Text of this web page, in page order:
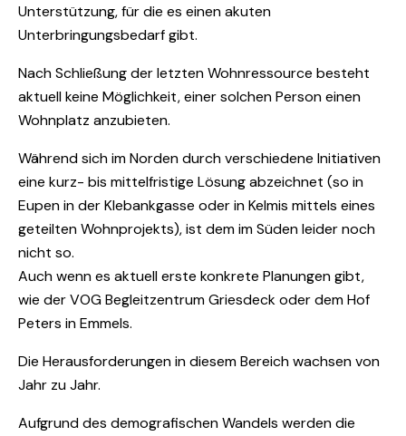
Unterstützung, für die es einen akuten
Unterbringungsbedarf gibt.
Nach Schließung der letzten Wohnressource besteht
aktuell keine Möglichkeit, einer solchen Person einen
Wohnplatz anzubieten.
Während sich im Norden durch verschiedene Initiativen
eine kurz- bis mittelfristige Lösung abzeichnet (so in
Eupen in der Klebankgasse oder in Kelmis mittels eines
geteilten Wohnprojekts), ist dem im Süden leider noch
nicht so.
Auch wenn es aktuell erste konkrete Planungen gibt,
wie der VOG Begleitzentrum Griesdeck oder dem Hof
Peters in Emmels.
Die Herausforderungen in diesem Bereich wachsen von
Jahr zu Jahr.
Aufgrund des demografischen Wandels werden die